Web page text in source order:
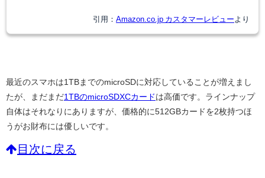
引用： Amazon.co.jp カスタマーレビュー より
最近のスマホは1TBまでのmicroSDに対応していることが増えまし
たが、まだまだ1TBのmicroSDXCカード は高価です。ラインナップ
自体はそれなりにありますが、価格的に512GBカードを2枚持つほ
うがお財布には優しいです。
目次に戻る